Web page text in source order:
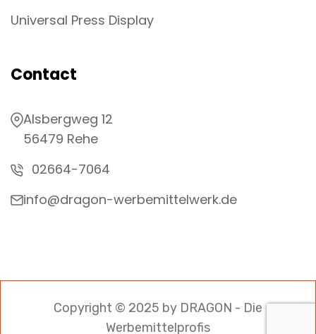
Universal Press Display
Contact
Alsbergweg 12
56479 Rehe
02664-7064
info@dragon-werbemittelwerk.de
Copyright © 2025 by DRAGON - Die
Werbemittelprofis